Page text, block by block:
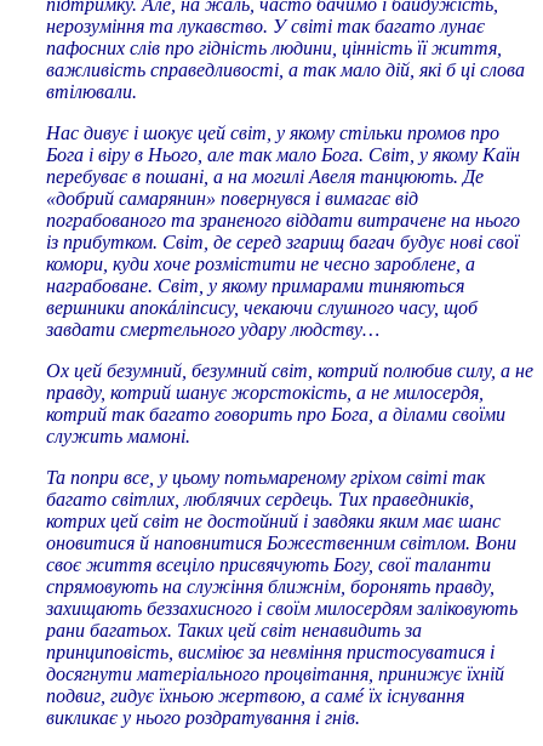
нерозуміння та лукавство. У світі так багато лунає
пафосних слів про гідність людини, цінність її життя,
важливість справедливості, а так мало дій, які б ці слова
втілювали.
Нас дивує і шокує цей світ, у якому стільки промов про
Бога і віру в Нього, але так мало Бога. Світ, у якому Каїн
перебуває в пошані, а на могилі Авеля танцюють. Де
«добрий самарянин» повернувся і вимагає від
пограбованого та зраненого віддати витрачене на нього
із прибутком. Світ, де серед згарищ багач будує нові свої
комори, куди хоче розмістити не чесно зароблене, а
награбоване. Світ, у якому примарами тиняються
вершники апокáліпсису, чекаючи слушного часу, щоб
завдати смертельного удару людству…
Ох цей безумний, безумний світ, котрий полюбив силу, а не
правду, котрий шанує жорстокість, а не милосердя,
котрий так багато говорить про Бога, а ділами своїми
служить мамоні.
Та попри все, у цьому потьмареному гріхом світі так
багато світлих, люблячих сердець. Тих праведників,
котрих цей світ не достойний і завдяки яким має шанс
оновитися й наповнитися Божественним світлом. Вони
своє життя всеціло присвячують Богу, свої таланти
спрямовують на служіння ближнім, боронять правду,
захищають беззахисного і своїм милосердям заліковують
рани багатьох. Таких цей світ ненавидить за
принциповість, висміює за невміння пристосуватися і
досягнути матеріального процвітання, принижує їхній
подвиг, гидує їхньою жертвою, а самé їх існування
викликає у нього роздратування і гнів.